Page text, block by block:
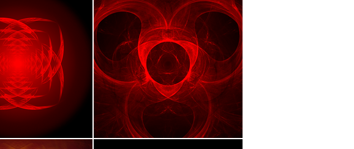
7x, logiciel Open Source créé dans les années
exécutée par l’artiste. Grâce à des formules
plus ou moins aléatoire, ou bien très ciblé.
la vision contemporaine de l’Art dans un
Union entre art et mathématiques, la création
le champ des possibles – le rendu étant